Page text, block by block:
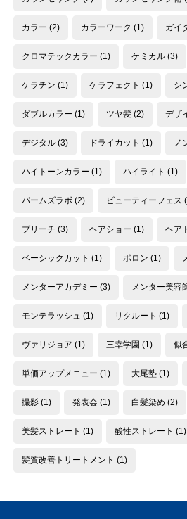
カラー (2) カラーワーク (1) ガイ
クロマテックカラー (1) ケミカル (3)
ケラチン (1) ケラフェクト (1) シ
ダブルカラー (1) ツヤ髪 (2) デザ
デジタル (3) ドライカット (1) ノ
ハイトーンカラー (1) ハイライト (1)
パームズラボ (2) ビューティーフェス
ブリーチ (3) ヘアショー (1) ヘア
ベーシックカット (1) ポロン (1)
メンターアカデミー (3) メンター美容
モンテラッシュ (1) リクルート (1)
ヴァリジョア (1) 三幸学園 (1) 似
単価アップメニュー (1) 大尾塾 (1)
撮影 (1) 発表会 (1) 白髪染め (2)
美髪ストレート (1) 酸性ストレート (1)
髪質改善トリートメント (1)